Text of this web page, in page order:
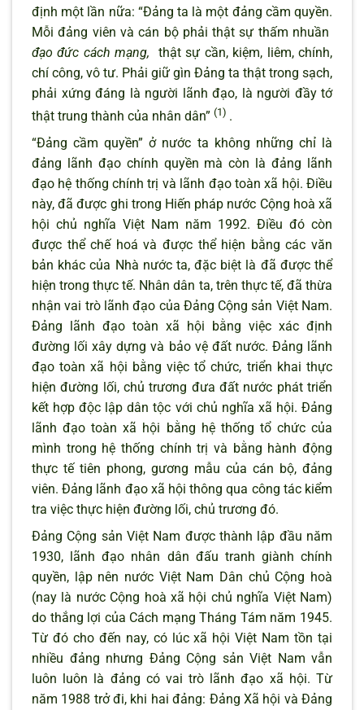
định một lần nữa: “Đảng ta là một đảng cầm quyền.
Mỗi đảng viên và cán bộ phải thật sự thấm nhuần
đạo đức cách mạng,
thật sự cần, kiệm, liêm, chính,
chí công, vô tư. Phải giữ gìn Đảng ta thật trong sạch,
phải xứng đáng là người lãnh đạo, là người đầy tớ
thật trung thành của nhân dân” (1) .
“Đảng cầm quyền” ở nước ta không những chỉ là
đảng lãnh đạo chính quyền mà còn là đảng lãnh
đạo hệ thống chính trị và lãnh đạo toàn xã hội. Điều
này, đã được ghi trong Hiến pháp nước Cộng hoà xã
hội chủ nghĩa Việt Nam năm 1992. Điều đó còn
được thể chế hoá và được thể hiện bằng các văn
bản khác của Nhà nước ta, đặc biệt là đã được thể
hiện trong thực tế. Nhân dân ta, trên thực tế, đã thừa
nhận vai trò lãnh đạo của Đảng Cộng sản Việt Nam.
Đảng lãnh đạo toàn xã hội bằng việc xác định
đường lối xây dựng và bảo vệ đất nước. Đảng lãnh
đạo toàn xã hội bằng việc tổ chức, triển khai thực
hiện đường lối, chủ trương đưa đất nước phát triển
kết hợp độc lập dân tộc với chủ nghĩa xã hội. Đảng
lãnh đạo toàn xã hội bằng hệ thống tổ chức của
mình trong hệ thống chính trị và bằng hành động
thực tế tiên phong, gương mẫu của cán bộ, đảng
viên. Đảng lãnh đạo xã hội thông qua công tác kiểm
tra việc thực hiện đường lối, chủ trương đó.
Đảng Cộng sản Việt Nam được thành lập đầu năm
1930, lãnh đạo nhân dân đấu tranh giành chính
quyền, lập nên nước Việt Nam Dân chủ Cộng hoà
(nay là nước Cộng hoà xã hội chủ nghĩa Việt Nam)
do thắng lợi của Cách mạng Tháng Tám năm 1945.
Từ đó cho đến nay, có lúc xã hội Việt Nam tồn tại
nhiều đảng nhưng Đảng Cộng sản Việt Nam vẫn
luôn luôn là đảng có vai trò lãnh đạo xã hội. Từ
năm 1988 trở đi, khi hai đảng: Đảng Xã hội và Đảng